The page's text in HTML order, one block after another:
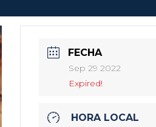
FECHA
Sep 29 2022
Expired!
HORA LOCAL